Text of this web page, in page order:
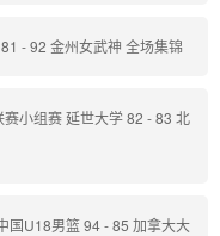
- 92 金州女武神 全场集锦
小组赛 延世大学 82 - 83 北
国U18男篮 94 - 85 加拿大大